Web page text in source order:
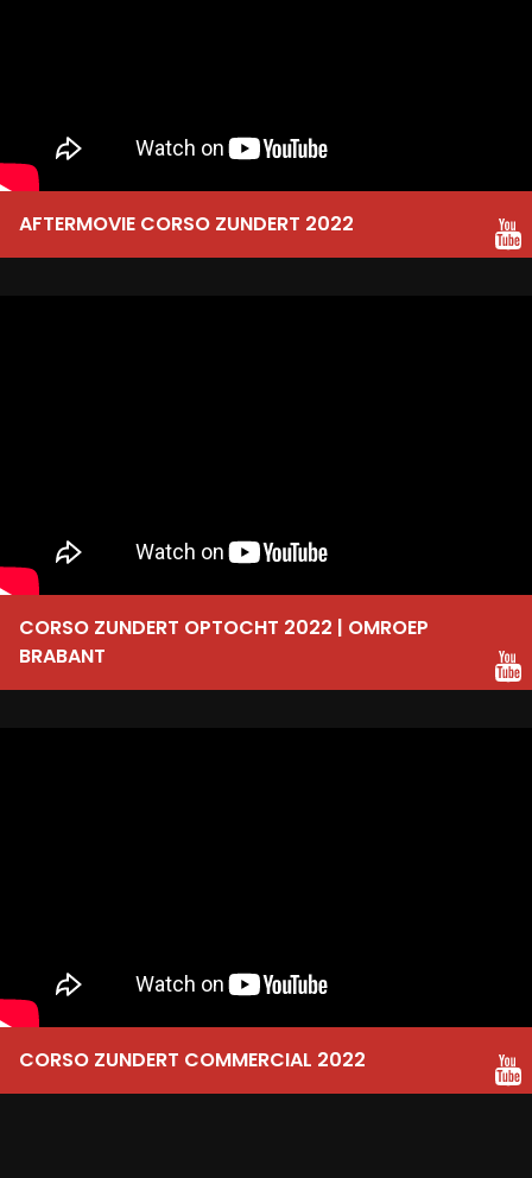
AFTERMOVIE CORSO ZUNDERT 2022
CORSO ZUNDERT OPTOCHT 2022 | OMROEP
BRABANT
CORSO ZUNDERT COMMERCIAL 2022